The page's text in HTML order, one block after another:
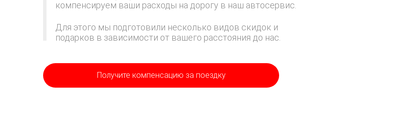
компенсируем ваши расходы на дорогу в наш автосервис.
Для этого мы подготовили несколько видов скидок и
подарков в зависимости от вашего расстояния до нас.
Получите компенсацию за поездку